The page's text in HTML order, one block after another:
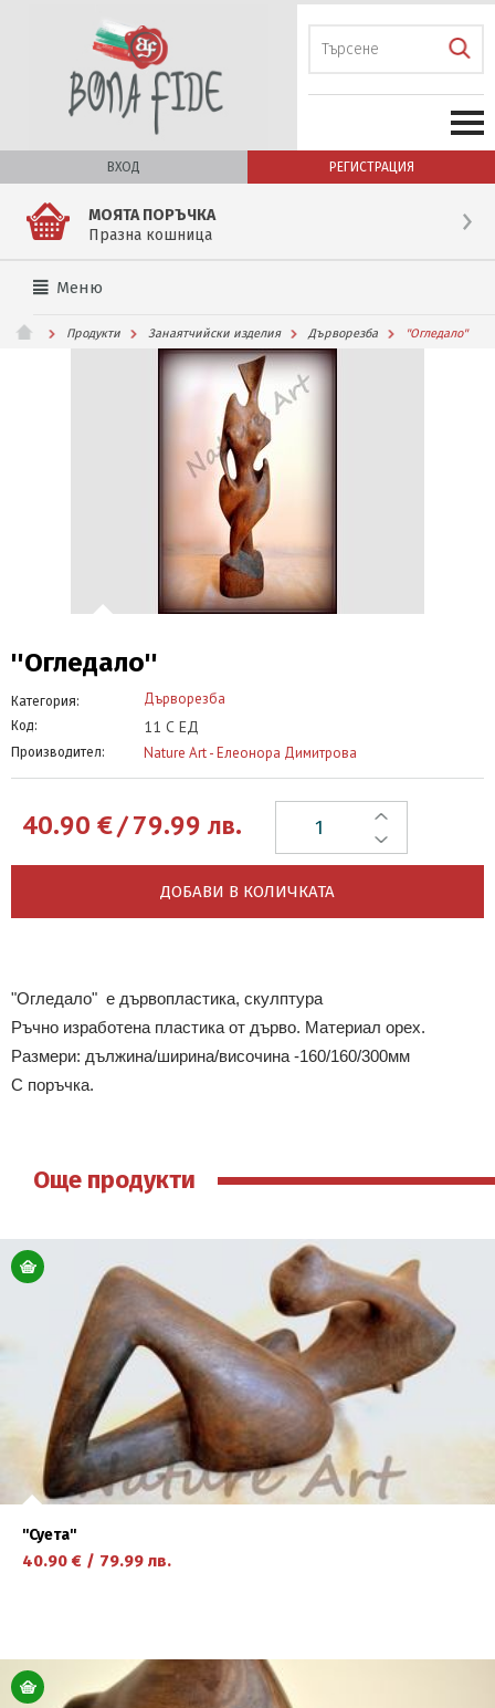
ВХОД РЕГИСТРАЦИЯ
МОЯТА ПОРЪЧКА
Празна кошница
Меню
Продукти Занаятчийски изделия Дърворезба ''Огледало''
''Огледало''
Категория: Дърворезба
Код: 11 С ЕД
Производител: Nature Art - Елеонора Димитрова
40.90 €/79.99 лв.
ДОБАВИ В КОЛИЧКАТА
"Огледало" е дървопластика, скулптура
Ръчно изработена пластика от дърво. Материал орех.
Размери: дължина/ширина/височина -160/160/300мм
С поръчка.
Още продукти
''Суета''
40.90 € / 79.99 лв.
научете повече